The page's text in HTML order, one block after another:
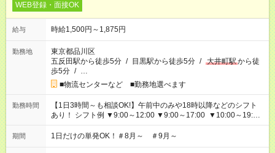
WEB登録・面接OK
給与 時給1,500円～1,875円
勤務地
東京都品川区
五反田駅から徒歩5分 / 目黒駅から徒歩5分 / 大井町駅から徒
歩5分 / …
■物流センターなど ■勤務地選べます
勤務時間
【1日3時間～も相談OK!】午前中のみや18時以降などのシフト
あり！ シフト例 ▼9:00～12:00 ▼9:00～17:00 ▼10:00～19:00
▼18:00～21:00
期間 1日だけの単発OK！＃8月～ ＃9月～